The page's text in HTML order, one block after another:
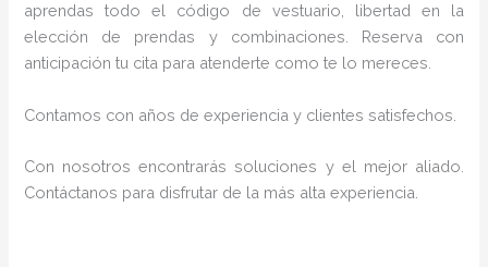
aprendas todo el código de vestuario, libertad en la
elección de prendas y combinaciones. Reserva con
anticipación tu cita para atenderte como te lo mereces.
Contamos con años de experiencia y clientes satisfechos.
Con nosotros encontrarás soluciones y el mejor aliado.
Contáctanos para disfrutar de la más alta experiencia.